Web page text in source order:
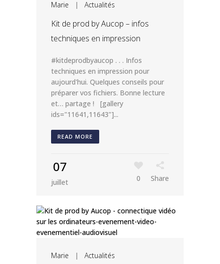
Marie | Actualités
Kit de prod by Aucop – infos
techniques en impression
#kitdeprodbyaucop . . . Infos
techniques en impression pour
aujourd'hui. Quelques conseils pour
préparer vos fichiers. Bonne lecture
et… partage ! [gallery
ids="11641,11643"]...
READ MORE
07
juillet 0 Share
Marie | Actualités